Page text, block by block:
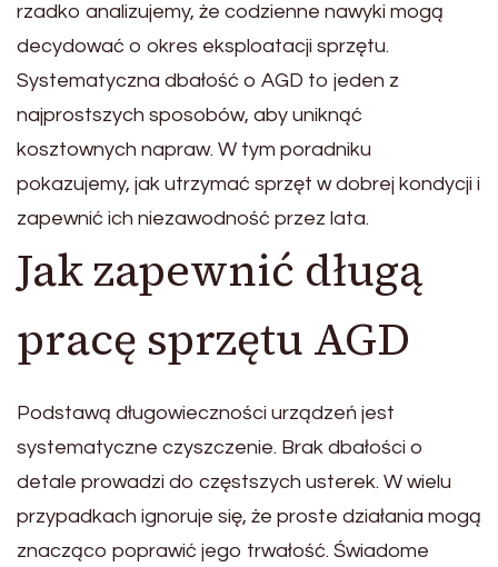
rzadko analizujemy, że codzienne nawyki mogą
decydować o okres eksploatacji sprzętu.
Systematyczna dbałość o AGD to jeden z
najprostszych sposobów, aby uniknąć
kosztownych napraw. W tym poradniku
pokazujemy, jak utrzymać sprzęt w dobrej kondycji i
zapewnić ich niezawodność przez lata.
Jak zapewnić długą
pracę sprzętu AGD
Podstawą długowieczności urządzeń jest
systematyczne czyszczenie. Brak dbałości o
detale prowadzi do częstszych usterek. W wielu
przypadkach ignoruje się, że proste działania mogą
znacząco poprawić jego trwałość. Świadome